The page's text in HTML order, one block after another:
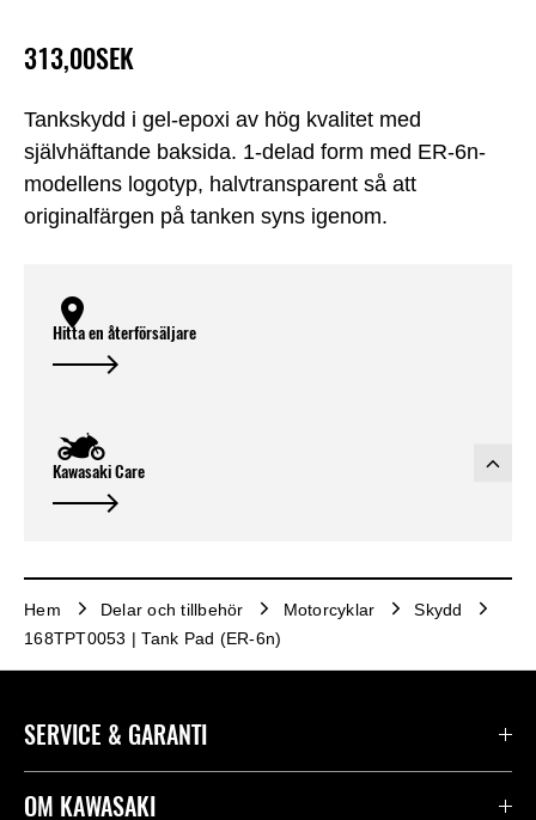
Tankskydd i gel-epoxi av hög kvalitet med
självhäftande baksida. 1-delad form med ER-6n-
modellens logotyp, halvtransparent så att
originalfärgen på tanken syns igenom.
313,00SEK
Hitta en återförsäljare
Kawasaki Care
Hem Delar och tillbehör Motorcyklar
Skydd
168TPT0053 | Tank Pad (ER-6n)
SERVICE & GARANTI
Kontakta oss
OM KAWASAKI